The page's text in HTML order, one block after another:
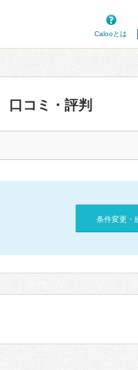
Calooとは
口コミ・評判
条件変更・